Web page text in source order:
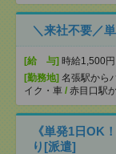
＼来社不要／
[給 与] 時給1,500
[勤務地] 名張駅から
イク・車 / 赤目口駅
《単発1日OK
り[派遣]